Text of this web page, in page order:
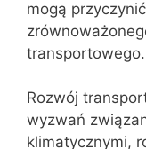
mogą
transportowego.
Rozwój
wyzwań
klimatycznymi,